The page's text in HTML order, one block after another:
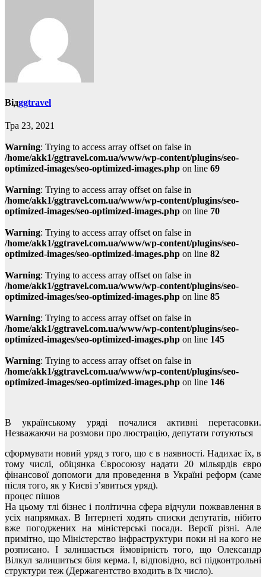
Відggtravel
Тра 23, 2021
Warning: Trying to access array offset on false in
/home/akk1/ggtravel.com.ua/www/wp-content/plugins/seo-
optimized-images/seo-optimized-images.php on line 69
Warning: Trying to access array offset on false in
/home/akk1/ggtravel.com.ua/www/wp-content/plugins/seo-
optimized-images/seo-optimized-images.php on line 70
Warning: Trying to access array offset on false in
/home/akk1/ggtravel.com.ua/www/wp-content/plugins/seo-
optimized-images/seo-optimized-images.php on line 82
Warning: Trying to access array offset on false in
/home/akk1/ggtravel.com.ua/www/wp-content/plugins/seo-
optimized-images/seo-optimized-images.php on line 85
Warning: Trying to access array offset on false in
/home/akk1/ggtravel.com.ua/www/wp-content/plugins/seo-
optimized-images/seo-optimized-images.php on line 145
Warning: Trying to access array offset on false in
/home/akk1/ggtravel.com.ua/www/wp-content/plugins/seo-
optimized-images/seo-optimized-images.php on line 146
В українському уряді почалися активні перетасовки.
Незважаючи на розмови про люстрацію, депутати готуються
сформувати новий уряд з того, що є в наявності. Надихає їх, в
тому числі, обіцянка Євросоюзу надати 20 мільярдів євро
фінансової допомоги для проведення в Україні реформ (саме
після того, як у Києві з’явиться уряд).
процес пішов
На цьому тлі бізнес і політична сфера відчули пожвавлення в
усіх напрямках. В Інтернеті ходять списки депутатів, нібито
вже погоджених на міністерські посади. Версії різні. Але
примітно, що Міністерство інфраструктури поки ні на кого не
розписано. І залишається ймовірність того, що Олександр
Вілкул залишиться біля керма. І, відповідно, всі підконтрольні
структури теж (Держагентство входить в їх число).